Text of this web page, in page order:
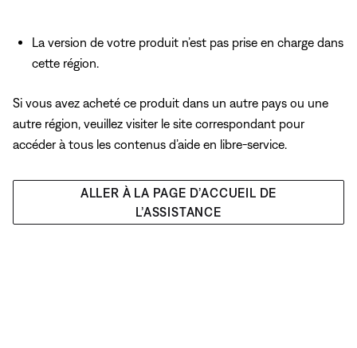
La version de votre produit n’est pas prise en charge dans
cette région.
Si vous avez acheté ce produit dans un autre pays ou une
autre région, veuillez visiter le site correspondant pour
accéder à tous les contenus d’aide en libre-service.
ALLER À LA PAGE D’ACCUEIL DE
L’ASSISTANCE